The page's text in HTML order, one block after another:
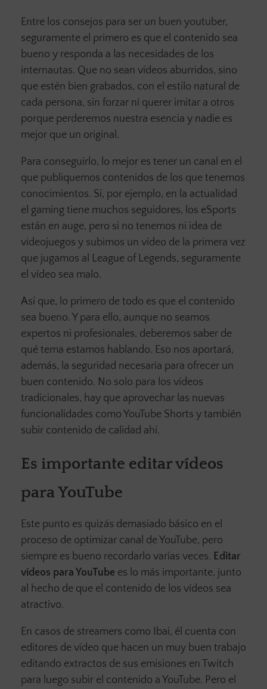
Entre los consejos para ser un buen youtuber,
seguramente el primero es que el contenido sea
bueno y responda a las necesidades de los
internautas. Que no sean vídeos aburridos, sino
que estén bien grabados, con el estilo natural de
cada persona, sin forzar ni querer imitar a otros
porque perderemos nuestra esencia y nadie es
mejor que un original.
Para conseguirlo, lo mejor es tener un canal en el
que publiquemos contenidos de los que tenemos
conocimientos. Sí, por ejemplo, en la actualidad
el gaming tiene muchos seguidores, los eSports
están en auge, pero si no tenemos ni idea de
videojuegos y subimos un vídeo de la primera vez
que jugamos al League of Legends, seguramente
el vídeo sea malo.
Así que, lo primero de todo es que el contenido
sea bueno. Y para ello, aunque no seamos
expertos ni profesionales, deberemos saber de
qué tema estamos hablando. Eso nos aportará,
además, la seguridad necesaria para ofrecer un
buen contenido. No solo para los vídeos
tradicionales, hay que aprovechar las nuevas
funcionalidades como YouTube Shorts y también
subir contenido de calidad ahí.
Es importante editar vídeos
para YouTube
Este punto es quizás demasiado básico en el
proceso de optimizar canal de YouTube, pero
siempre es bueno recordarlo varias veces. Editar
vídeos para YouTube es lo más importante, junto
al hecho de que el contenido de los vídeos sea
atractivo.
En casos de streamers como Ibai, él cuenta con
editores de vídeo que hacen un muy buen trabajo
editando extractos de sus emisiones en Twitch
para luego subir el contenido a YouTube. Pero el